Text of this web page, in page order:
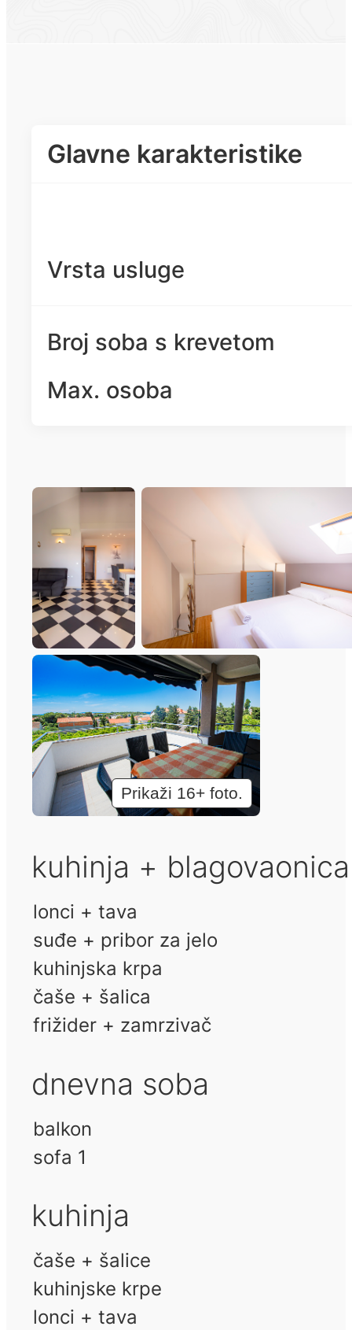
Prikaži 16+ foto.
kuhinja + blagovaonica
lonci + tava
suđe + pribor za jelo
kuhinjska krpa
čaše + šalica
frižider + zamrzivač
dnevna soba
balkon
sofa 1
kuhinja
čaše + šalice
kuhinjske krpe
lonci + tava
Glavne karakteristike
Vrsta usluge
Broj soba s krevetom
Max. osoba